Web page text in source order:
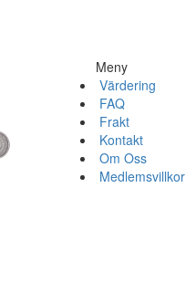
Meny
Värdering
FAQ
Frakt
Kontakt
Om Oss
Medlemsvillkor